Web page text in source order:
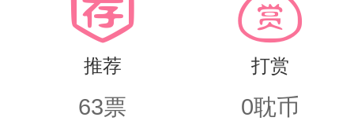
推荐
63票
打赏
0耽币